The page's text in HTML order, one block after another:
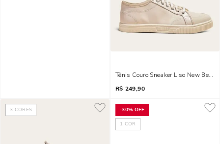
Tênis Couro Sneaker Liso New Bege
R$ 249,90
3 CORES -30% OFF
1 COR